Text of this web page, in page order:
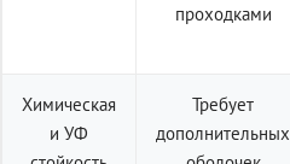
проходками
Химическая
и УФ
Требует
дополнительных